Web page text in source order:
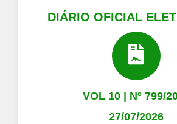
DIÁRIO OFICIAL
VOL 10 | Nº 799/
27/07/2026